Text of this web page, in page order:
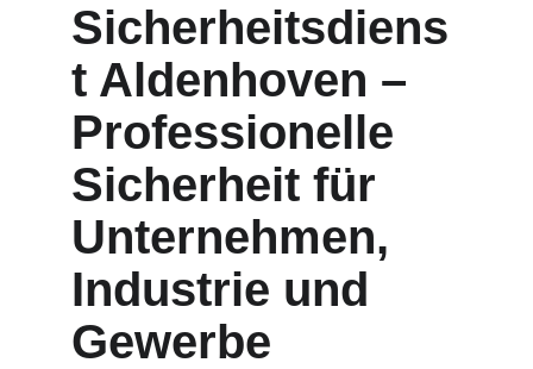
Sicherheitsdiens
t Aldenhoven –
Professionelle
Sicherheit für
Unternehmen,
Industrie und
Gewerbe